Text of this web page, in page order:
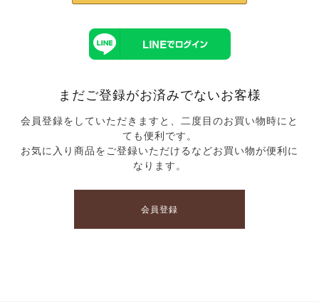
まだご登録がお済みでないお客様
会員登録をしていただきますと、二度目のお買い物時にと
ても便利です。
お気に入り商品をご登録いただけるなどお買い物が便利に
なります。
会員登録